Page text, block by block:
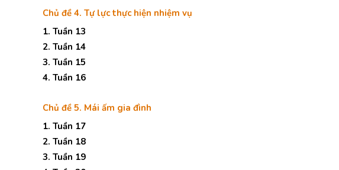
Chủ đề 4. Tự lực thực hiện nhiệm vụ
1. Tuần 13
2. Tuần 14
3. Tuần 15
4. Tuần 16
Chủ đề 5. Mái ấm gia đình
1. Tuần 17
2. Tuần 18
3. Tuần 19